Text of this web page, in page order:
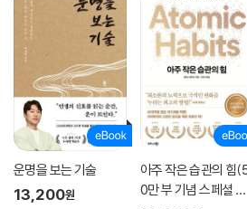
운명을 보는 기술
13,200원
아주 작은 습관의 힘
0만 부 기념 스페셜 에